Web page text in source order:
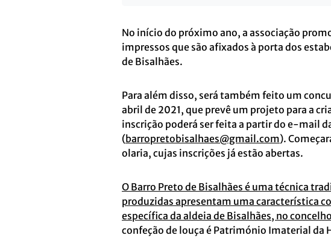
No início do próximo ano, a associação
impressos que são afixados à porta dos
de Bisalhães.
Para além disso, será também feito um
abril de 2021, que prevê um projeto para a
inscrição poderá ser feita a partir do e-mail
(barropretobisalhaes@gmail.com).
olaria, cujas inscrições já estão abertas.
O Barro Preto de Bisalhães é uma técnica
produzidas apresentam uma característica
específica da aldeia de Bisalhães, no
confeção de louça é Património Imaterial da